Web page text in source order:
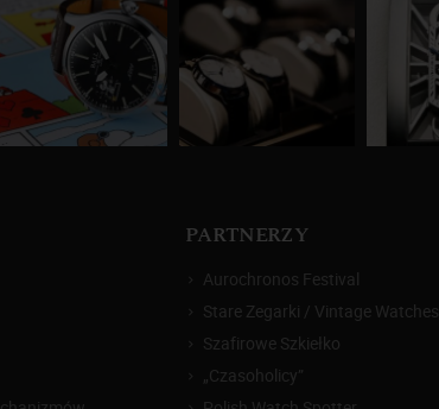
PARTNERZY
Aurochronos Festival
Stare Zegarki / Vintage Watches
Szafirowe Szkiełko
„Czasoholicy”